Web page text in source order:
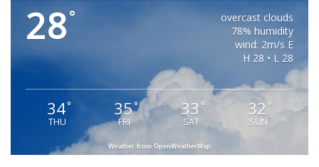
28°
overcast clouds
78% humidity
wind: 2m/s E
H 28 • L 28
34°
THU
35°
FRI
33 °
SAT
32 °
SUN
Weather from OpenWeatherMap